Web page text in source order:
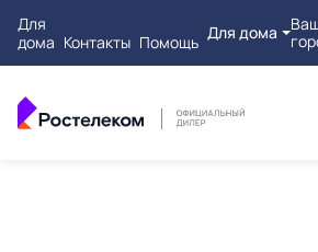
Для
дома Контакты Помощь Для дома